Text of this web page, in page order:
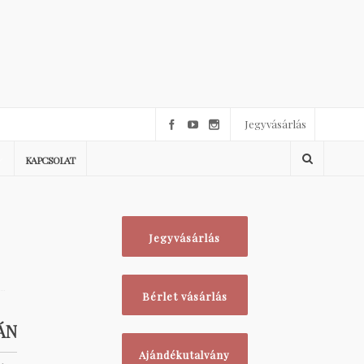
Jegyvásárlás
KAPCSOLAT
Jegyvásárlás
Bérlet vásárlás
Ajándékutalvány